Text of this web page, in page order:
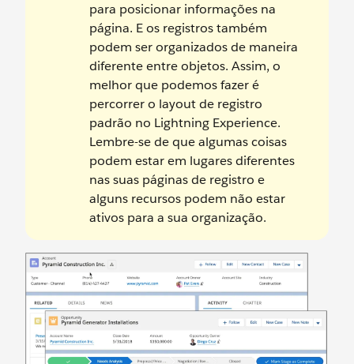
para posicionar informações na
página. E os registros também
podem ser organizados de maneira
diferente entre objetos. Assim, o
melhor que podemos fazer é
percorrer o layout de registro
padrão no Lightning Experience.
Lembre-se de que algumas coisas
podem estar em lugares diferentes
nas suas páginas de registro e
alguns recursos podem não estar
ativos para a sua organização.